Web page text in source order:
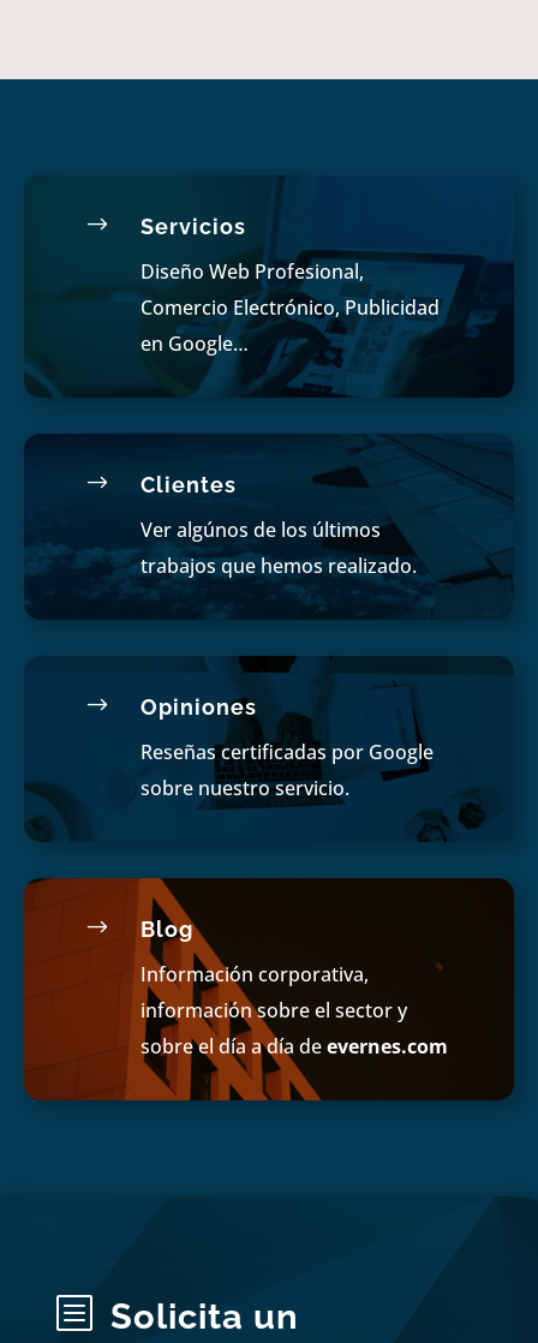
$ Servicios
Diseño Web Profesional,
Comercio Electrónico, Publicidad
en Google…
$ Clientes
Ver algúnos de los últimos
trabajos que hemos realizado.
$ Opiniones
Reseñas certificadas por Google
sobre nuestro servicio.
$ Blog
Información corporativa,
información sobre el sector y
sobre el día a día deevernes.com
b
Solicita un